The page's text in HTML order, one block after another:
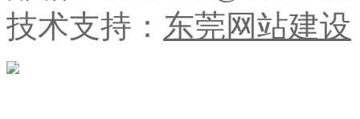
技术支持： 东莞网站建设